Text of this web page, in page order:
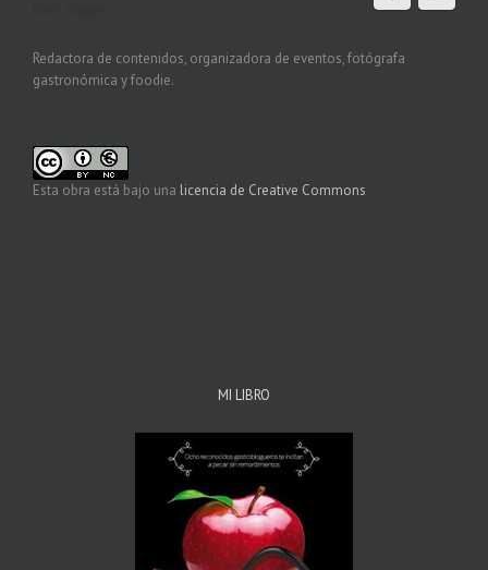
Redactora de contenidos, organizadora de eventos, fotógrafa
gastronómica y foodie.
Esta obra está bajo una licencia de Creative Commons
MI LIBRO